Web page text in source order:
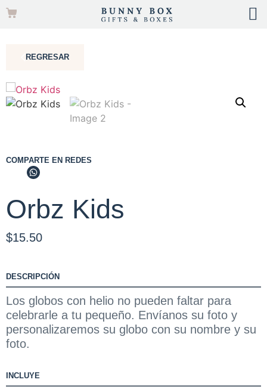
REGRESAR
COMPARTE EN REDES
Orbz Kids
$15.50
DESCRIPCIÓN
Los globos con helio no pueden faltar para
celebrarle a tu pequeño. Envíanos su foto y
personalizaremos su globo con su nombre y su
foto.
INCLUYE